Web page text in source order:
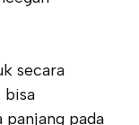
secara
bisa
panjang pada